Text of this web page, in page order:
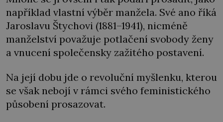
například vlastní výběr manžela. Své ano říká
Jaroslavu Štychovi (1881–1941), nicméně
manželství považuje potlačení svobody ženy
a vnucení společensky zažitého postavení.
Na její dobu jde o revoluční myšlenku, kterou
se však nebojí v rámci svého feministického
působení prosazovat.